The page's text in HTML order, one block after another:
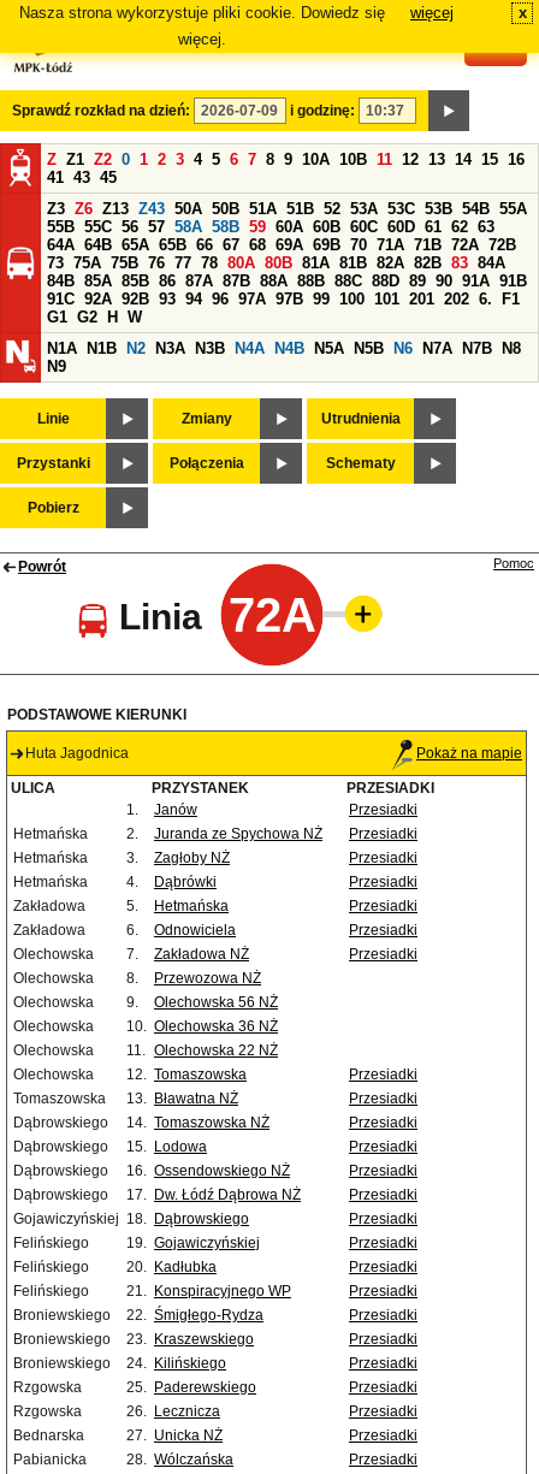
Nasza strona wykorzystuje pliki cookie. Dowiedz się
więcej.
więcej x
Sprawdź rozkład na dzień: i godzinę:
Z Z1 Z2 0 1 2 3 4 5 6 7 8 9 10A 10B 11 12 13 14 15 16
41 43 45
Z3 Z6 Z13 Z43 50A 50B 51A 51B 52 53A 53C 53B 54B 55A
55B 55C 56 57 58A 58B 59 60A 60B 60C 60D 61 62 63
64A 64B 65A 65B 66 67 68 69A 69B 70 71A 71B 72A 72B
73 75A 75B 76 77 78 80A 80B 81A 81B 82A 82B 83 84A
84B 85A 85B 86 87A 87B 88A 88B 88C 88D 89 90 91A 91B
91C 92A 92B 93 94 96 97A 97B 99 100 101 201 202 6.
F1
G1 G2 H
W
N1A
N1B N2 N3A N3B N4A N4B N5A N5B N6 N7A N7B
N8
N9
Linie Zmiany Utrudnienia
Przystanki Połączenia Schematy
Pobierz
Powrót
Linia 72A
Pomoc
PODSTAWOWE KIERUNKI
Huta Jagodnica Pokaż na mapie
ULICA PRZYSTANEK
PRZESIADKI
1.
Janów
Przesiadki
Hetmańska
2. Juranda ze Spychowa NŻ
Przesiadki
Hetmańska
3. Zagłoby NŻ
Przesiadki
Hetmańska
4. Dąbrówki
Przesiadki
Zakładowa
5. Hetmańska
Przesiadki
Zakładowa
6. Odnowiciela
Przesiadki
Olechowska
7. Zakładowa NŻ
Przesiadki
Olechowska
8.
Przewozowa NŻ
Olechowska
9.
Olechowska 56 NŻ
Olechowska
10. Olechowska 36 NŻ
Olechowska
11. Olechowska 22 NŻ
Olechowska
12. Tomaszowska
Przesiadki
Tomaszowska
13. Bławatna NŻ
Przesiadki
Dąbrowskiego
14. Tomaszowska NŻ
Przesiadki
Dąbrowskiego
15. Lodowa
Przesiadki
Dąbrowskiego
16. Ossendowskiego NŻ
Przesiadki
Dąbrowskiego
17. Dw. Łódź Dąbrowa NŻ
Przesiadki
Gojawiczyńskiej 18. Dąbrowskiego
Przesiadki
Felińskiego
19. Gojawiczyńskiej
Przesiadki
Felińskiego
20. Kadłubka
Przesiadki
Felińskiego
21. Konspiracyjnego WP
Przesiadki
Broniewskiego
22. Śmigłego-Rydza
Przesiadki
Broniewskiego
23. Kraszewskiego
Przesiadki
Broniewskiego
24. Kilińskiego
Przesiadki
Rzgowska
25. Paderewskiego
Przesiadki
Rzgowska
26. Lecznicza
Przesiadki
Bednarska
27. Unicka NŻ
Przesiadki
Pabianicka
28. Wólczańska
Przesiadki